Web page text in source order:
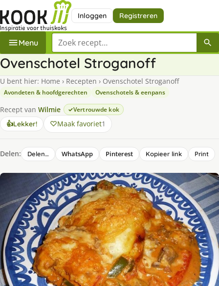
Inloggen Registreren
Menu Zoek een recept
Ovenschotel Stroganoff
U bent hier: Home › Recepten › Ovenschotel Stroganoff
Avondeten & hoofdgerechten Ovenschotels & eenpans
Recept van Wilmie Vertrouwde kok
👍Lekker! Maak favoriet1
Delen: Delen… WhatsApp Pinterest Kopieer link Print